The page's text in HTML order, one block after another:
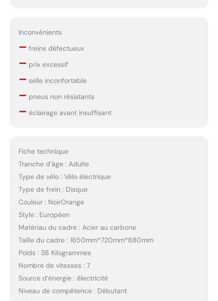
Inconvénients
– freins défectueux
– prix excessif
– selle inconfortable
– pneus non résistants
– éclairage avant insuffisant
Fiche technique
Tranche d’âge : Adulte
Type de vélo : Vélo électrique
Type de frein : Disque
Couleur : NoirOrange
Style : Européen
Matériau du cadre : Acier au carbone
Taille du cadre : 1650mm*720mm*880mm
Poids : 38 Kilogrammes
Nombre de vitesses : 7
Source d’énergie : électricité
Niveau de compétence : Débutant